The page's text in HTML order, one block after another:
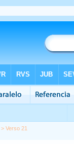
> Verso 21